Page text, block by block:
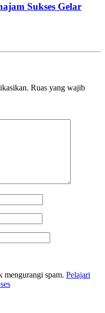
Sukses Gelar
Ruas yang wajib
mengurangi spam. Pelajari